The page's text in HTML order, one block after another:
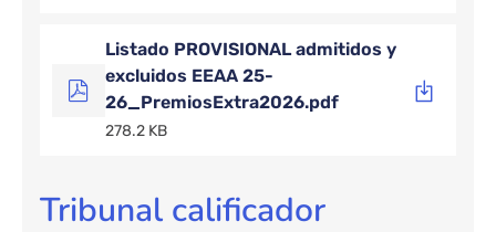
Listado PROVISIONAL admitidos y
excluidos EEAA 25-
26_PremiosExtra2026.pdf
278.2 KB
Tribunal calificador